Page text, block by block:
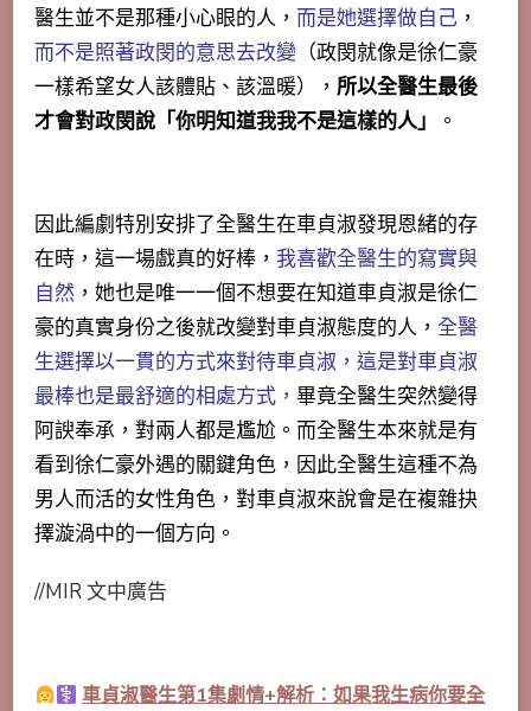
醫生並不是那種小心眼的人， 而是她選擇做自己 ，
而不是照著政閔的意思去改變 （政閔就像是徐仁豪
一樣希望女人該體貼、該溫暖）， 所以全醫生最後
才會對政閔說「你明知道我我不是這樣的人」
。
因此編劇特別安排了全醫生在車貞淑發現恩緒的存
在時，這一場戲真的好棒， 我喜歡全醫生的寫實與
自然 ，她也是唯一一個不想要在知道車貞淑是徐仁
豪的真實身份之後就改變對車貞淑態度的人， 全醫
生選擇以一貫的方式來對待車貞淑，這是對車貞淑
最棒也是最舒適的相處方式， 畢竟全醫生突然變得
阿諛奉承，對兩人都是尷尬。而全醫生本來就是有
看到徐仁豪外遇的關鍵角色，因此全醫生這種不為
男人而活的女性角色，對車貞淑來說會是在複雜抉
擇漩渦中的一個方向。
//MIR 文中廣告
車貞淑醫生第1集劇情+解析：如果我生病你要全